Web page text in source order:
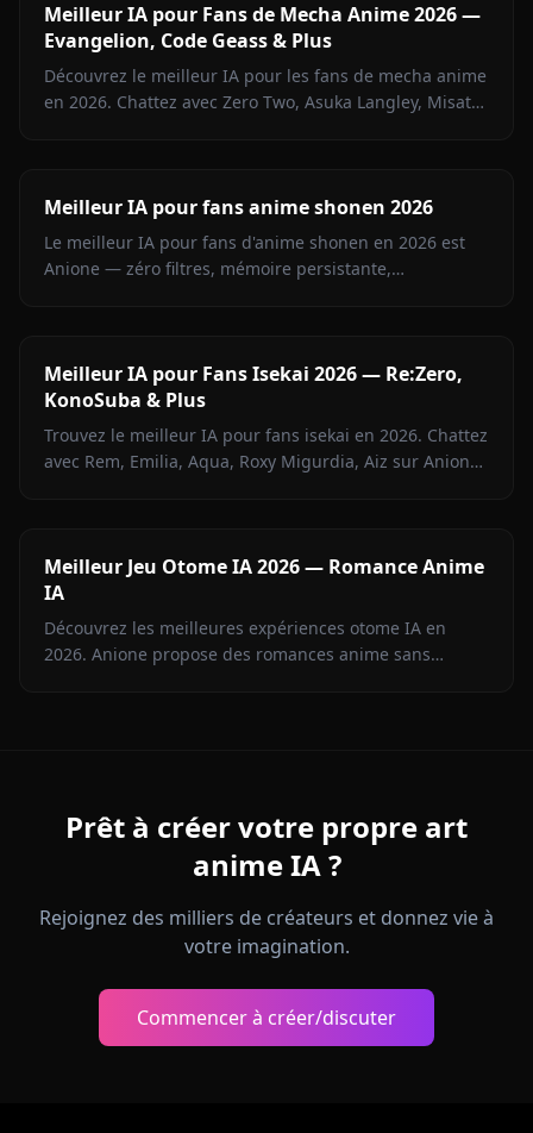
Meilleur IA pour Fans de Mecha Anime 2026 —
Evangelion, Code Geass & Plus
Découvrez le meilleur IA pour les fans de mecha anime
en 2026. Chattez avec Zero Two, Asuka Langley, Misato
Meilleur IA pour fans anime shonen 2026
Le meilleur IA pour fans d'anime shonen en 2026 est
Anione — zéro filtres, mémoire persistante,
Meilleur IA pour Fans Isekai 2026 — Re:Zero,
KonoSuba & Plus
Trouvez le meilleur IA pour fans isekai en 2026. Chattez
avec Rem, Emilia, Aqua, Roxy Migurdia, Aiz sur Anione
Meilleur Jeu Otome IA 2026 — Romance Anime
IA
Découvrez les meilleures expériences otome IA en
2026. Anione propose des romances anime sans
Prêt à créer votre propre art
anime IA ?
Rejoignez des milliers de créateurs et donnez vie à
votre imagination.
Commencer à créer/discuter